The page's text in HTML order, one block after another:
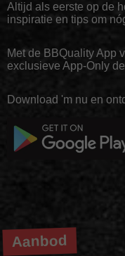
Altijd als eerste op de
inspiratie en tips om
Met de BBQuality App
exclusieve App-Only
Download 'm nu en
Aanbod